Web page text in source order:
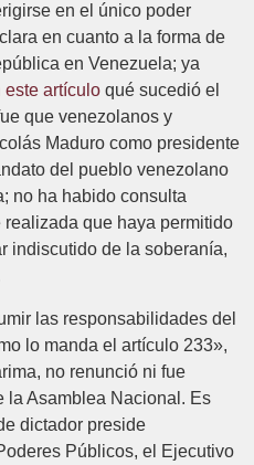
en el único poder
en cuanto a la forma de
en Venezuela; ya
este artículo qué sucedió el
que venezolanos y
Maduro como presidente
del pueblo venezolano
no ha habido consulta
que haya permitido
indiscutido de la soberanía,
las responsabilidades del
lo manda el artículo 233»,
no renunció ni fue
la Asamblea Nacional. Es
dictador preside
Públicos, el Ejecutivo